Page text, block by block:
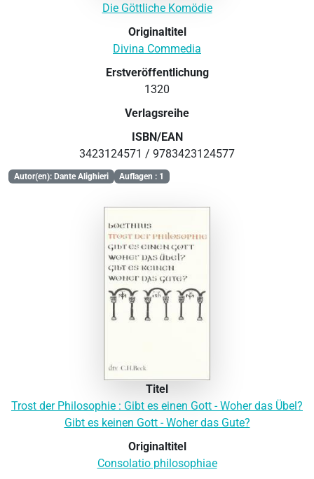
Die Göttliche Komödie
Originaltitel
Divina Commedia
Erstveröffentlichung
1320
Verlagsreihe
ISBN/EAN
3423124571 / 9783423124577
Autor(en): Dante Alighieri Auflagen : 1
Titel
Trost der Philosophie : Gibt es einen Gott - Woher das Übel?
Gibt es keinen Gott - Woher das Gute?
Originaltitel
Consolatio philosophiae